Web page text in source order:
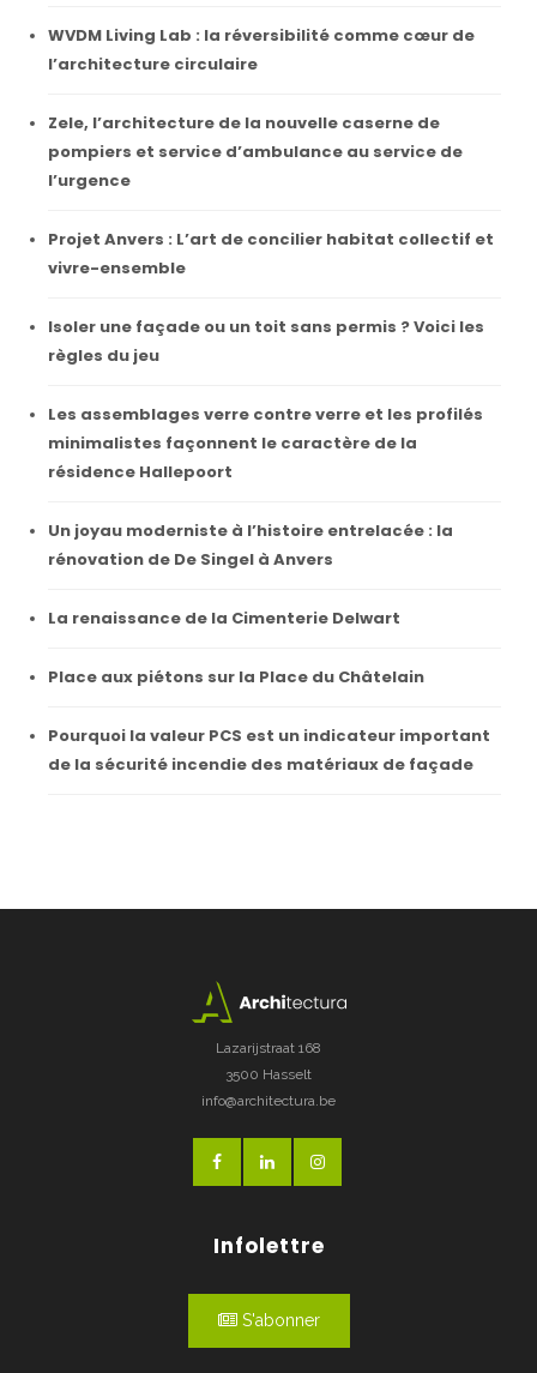
WVDM Living Lab : la réversibilité comme cœur de
l’architecture circulaire
Zele, l’architecture de la nouvelle caserne de
pompiers et service d’ambulance au service de
l’urgence
Projet Anvers : L’art de concilier habitat collectif et
vivre-ensemble
Isoler une façade ou un toit sans permis ? Voici les
règles du jeu
Les assemblages verre contre verre et les profilés
minimalistes façonnent le caractère de la
résidence Hallepoort
Un joyau moderniste à l’histoire entrelacée : la
rénovation de De Singel à Anvers
La renaissance de la Cimenterie Delwart
Place aux piétons sur la Place du Châtelain
Pourquoi la valeur PCS est un indicateur important
de la sécurité incendie des matériaux de façade
Lazarijstraat 168
3500 Hasselt
info@architectura.be
Infolettre
S'abonner